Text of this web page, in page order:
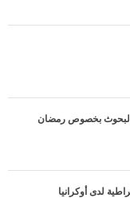
والبحوث بخصوص رمضان
لدى أوكرانيا